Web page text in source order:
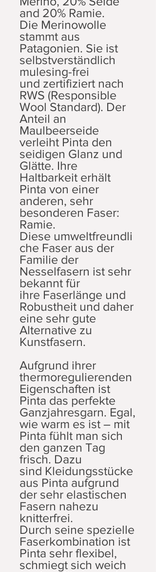
and 20% Ramie.
Die Merinowolle
stammt aus
Patagonien. Sie ist
selbstverständlich
mulesing-frei
und zertifiziert nach
RWS (Responsible
Wool Standard). Der
Anteil an
Maulbeerseide
verleiht Pinta den
seidigen Glanz und
Glätte. Ihre
Haltbarkeit erhält
Pinta von einer
anderen, sehr
besonderen Faser:
Ramie.
Diese umweltfreundli
che Faser aus der
Familie der
Nesselfasern ist sehr
bekannt für
ihre Faserlänge und
Robustheit und daher
eine sehr gute
Alternative zu
Kunstfasern.
Aufgrund ihrer
thermoregulierenden
Eigenschaften ist
Pinta das perfekte
Ganzjahresgarn. Egal,
wie warm es ist – mit
Pinta fühlt man sich
den ganzen Tag
frisch. Dazu
sind Kleidungsstücke
aus Pinta aufgrund
der sehr elastischen
Fasern nahezu
knitterfrei.
Durch seine spezielle
Faserkombination ist
Pinta sehr flexibel,
schmiegt sich weich